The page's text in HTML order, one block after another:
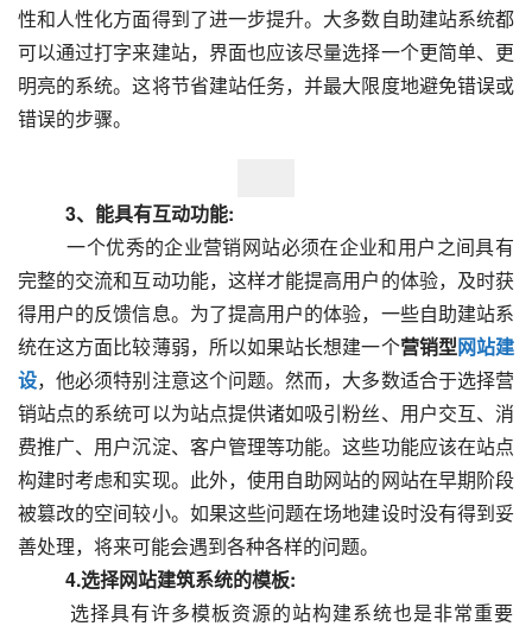
性和人性化方面得到了进一步提升。大多数自助建站系统都
可以通过打字来建站，界面也应该尽量选择一个更简单、更
明亮的系统。这将节省建站任务，并最大限度地避免错误或
错误的步骤。
3、能具有互动功能:
完整的交流和互动功能，这样才能提高用户的体验，及时获
得用户的反馈信息。为了提高用户的体验，一些自助建站系
统在这方面比较薄弱，所以如果站长想建一个营销型网站建
设，他必须特别注意这个问题。然而，大多数适合于选择营
销站点的系统可以为站点提供诸如吸引粉丝、用户交互、消
费推广、用户沉淀、客户管理等功能。这些功能应该在站点
构建时考虑和实现。此外，使用自助网站的网站在早期阶段
被篡改的空间较小。如果这些问题在场地建设时没有得到妥
善处理，将来可能会遇到各种各样的问题。
4.选择网站建筑系统的模板: